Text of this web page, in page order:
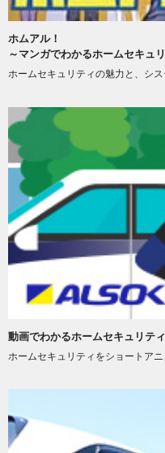
ホムアル！
～マンガでわかるホームセキュ
ホームセキュリティの魅力と、シ
動画でわかるホームセキュリティ
ホームセキュリティをショートアニ